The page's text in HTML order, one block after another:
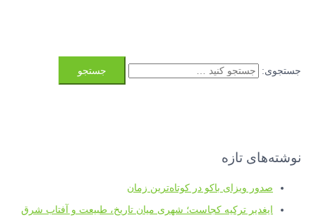
جستجوی:
نوشته‌های تازه
صدور ویزای باکو در کوتاه‌ترین زمان
ایغدیر ترکیه کجاست؛ شهری میان تاریخ، طبیعت و آفتاب شرق